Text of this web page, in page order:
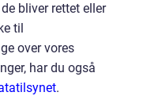
bliver rettet eller
til
over vores
har du også
.